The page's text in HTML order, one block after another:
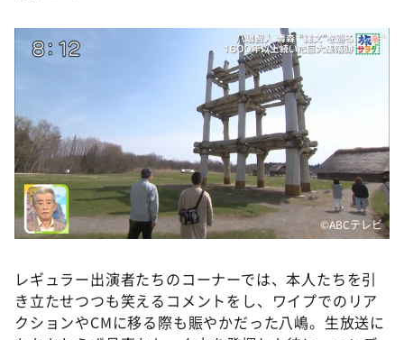
©️ABCテレビ
レギュラー出演者たちのコーナーでは、本人たちを引
き立たせつつも笑えるコメントをし、ワイプでのリア
クションやCMに移る際も賑やかだった八嶋。生放送に